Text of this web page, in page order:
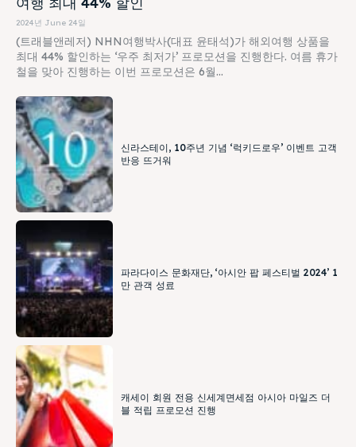
2024년 June 24일
(트래블앤레저) NHN여행박사(대표 윤태석)가 해외여행 상품을
최대 44% 할인하는 ‘우주 최저가’ 프로모션을 진행한다. 여름 휴가
철을 맞아 진행하는 이번 프로모션은 6월...
신라스테이, 10주년 기념 ‘럭키드로우’ 이벤트 고객
반응 뜨거워
파라다이스 문화재단, ‘아시안 팝 페스티벌 2024’ 1
만 관객 성료
캐세이 회원 전용 신세계면세점 아시아 마일즈 더
블 적립 프로모션 진행